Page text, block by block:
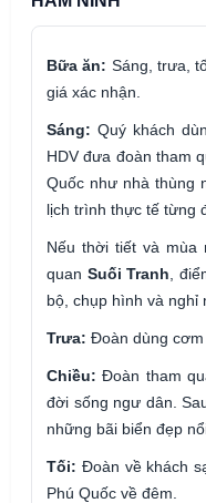
Bữa ăn: Sáng, trưa,
giá xác nhận.
Sáng: Quý khách
HDV đưa đoàn tham
Quốc như nhà thùng
lịch trình thực tế từng
Nếu thời tiết và mùa
quan Suối Tranh ,
bộ, chụp hình và nghỉ
Trưa: Đoàn dùng cơm
Chiều: Đoàn tham
đời sống ngư dân.
những bãi biển đẹp
Tối: Đoàn về khách
Phú Quốc về đêm.